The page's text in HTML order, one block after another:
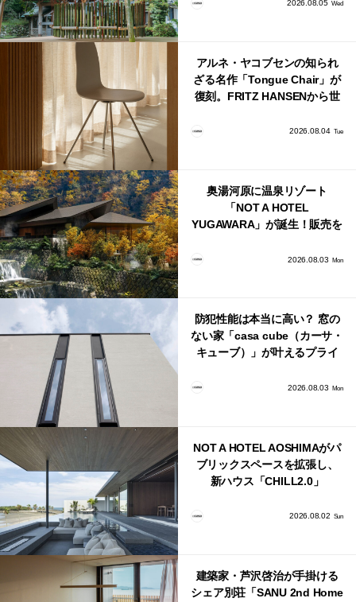
2026.08.05 Wed
アルネ・ヤコブセンの知られ
ざる名作「Tongue Chair」が
復刻。FRITZ HANSENから世
2026.08.04 Tue
奥湯河原に温泉リゾート
「NOT A HOTEL
YUGAWARA」が誕生！販売を
2026.08.03 Mon
防犯性能は本当に高い？ 窓の
ない家「casa cube（カーサ・
キューブ）」が叶えるプライ
2026.08.03 Mon
NOT A HOTEL AOSHIMAがパ
ブリックスペースを拡張し、
新ハウス「CHILL2.0」
2026.08.02 Sun
建築家・芦沢啓治が手掛ける
シェア別荘「SANU 2nd Home